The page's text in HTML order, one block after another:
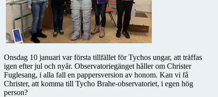
Onsdag 10 januari var första tillfället för Tychos ungar, att träffas
igen efter jul och nyår. Observatoriegänget håller om Christer
Fuglesang, i alla fall en pappersversion av honom. Kan vi få
Christer, att komma till Tycho Brahe-observatoriet, i egen hög
person?